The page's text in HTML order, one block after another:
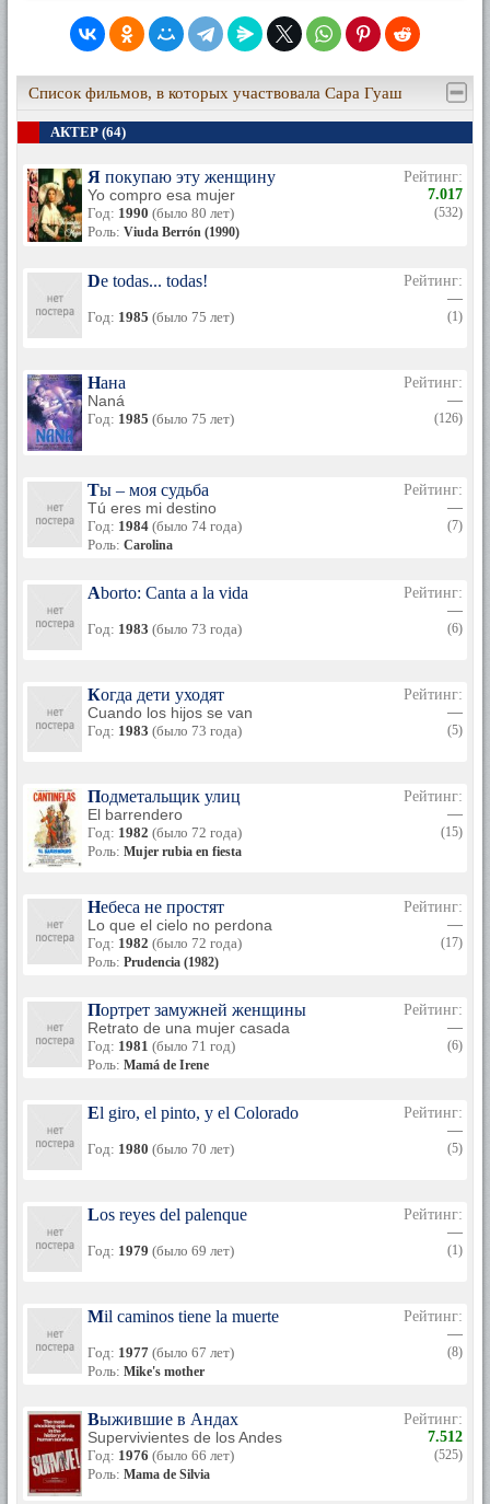
Список фильмов, в которых участвовала Сара Гуаш
АКТЕР (64)
Я покупаю эту женщину
Yo compro esa mujer
Год: 1990 (было 80 лет)
Роль: Viuda Berrón (1990)
Рейтинг:
7.017
(532)
De todas... todas!
Год: 1985 (было 75 лет)
Рейтинг:
—
(1)
Нана
Naná
Год: 1985 (было 75 лет)
Рейтинг:
—
(126)
Ты – моя судьба
Tú eres mi destino
Год: 1984 (было 74 года)
Роль: Carolina
Рейтинг:
—
(7)
Aborto: Canta a la vida
Год: 1983 (было 73 года)
Рейтинг:
—
(6)
Когда дети уходят
Cuando los hijos se van
Год: 1983 (было 73 года)
Рейтинг:
—
(5)
Подметальщик улиц
El barrendero
Год: 1982 (было 72 года)
Роль: Mujer rubia en fiesta
Рейтинг:
—
(15)
Небеса не простят
Lo que el cielo no perdona
Год: 1982 (было 72 года)
Роль: Prudencia (1982)
Рейтинг:
—
(17)
Портрет замужней женщины
Retrato de una mujer casada
Год: 1981 (было 71 год)
Роль: Mamá de Irene
Рейтинг:
—
(6)
El giro, el pinto, y el Colorado
Год: 1980 (было 70 лет)
Рейтинг:
—
(5)
Los reyes del palenque
Год: 1979 (было 69 лет)
Рейтинг:
—
(1)
Mil caminos tiene la muerte
Год: 1977 (было 67 лет)
Роль: Mike's mother
Рейтинг:
—
(8)
Выжившие в Андах
Supervivientes de los Andes
Год: 1976 (было 66 лет)
Роль: Mama de Silvia
Рейтинг:
7.512
(525)